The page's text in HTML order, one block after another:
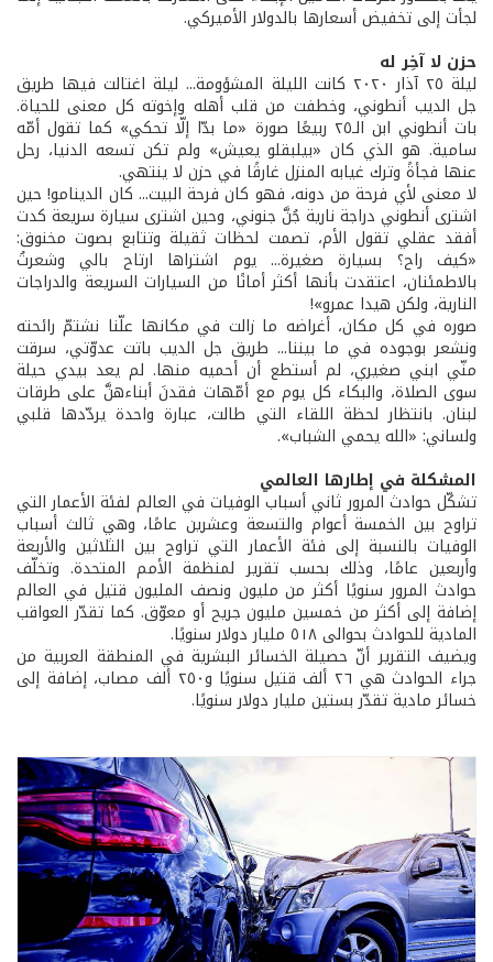
لجأت إلى تخفيض أسعارها بالدولار الأميركي.
حزن لا آخِر له
ليلة ٢٥ آذار ٢٠٢٠ كانت الليلة المشؤومة... ليلة اغتالت فيها طريق
جل الديب أنطوني، وخطفت من قلب أهله وإخوته كل معنى للحياة.
بات أنطوني ابن الـ٢٥ ربيعًا صورة «ما بدّا إلّا تحكي» كما تقول أمّه
سامية. هو الذي كان «بيلبقلو يعيش» ولم تكن تسعه الدنيا، رحل
عنها فجأةً وترك غيابه المنزل غارقًا في حزن لا ينتهي.
لا معنى لأي فرحة من دونه، فهو كان فرحة البيت... كان الدينامو! حين
اشترى أنطوني دراجة نارية جُنَّ جنوني، وحين اشترى سيارة سريعة كدت
أفقد عقلي تقول الأم، تصمت لحظات ثقيلة وتتابع بصوت مخنوق:
«كيف راح؟ بسيارة صغيرة... يوم اشتراها ارتاح بالي وشعرتُ
بالاطمئنان، اعتقدت بأنها أكثر أمانًا من السيارات السريعة والدراجات
النارية، ولكن هيدا عمرو»!
صوره في كل مكان، أغراضه ما زالت في مكانها علّنا نشتمّ رائحته
ونشعر بوجوده في ما بيننا... طريق جل الديب باتت عدوّتي، سرقت
منّي ابني صغيري، لم أستطع أن أحميه منها. لم يعد بيدي حيلة
سوى الصلاة، والبكاء كل يوم مع أمّهات فقدنَ أبناءهنَّ على طرقات
لبنان. بانتظار لحظة اللقاء التي طالت، عبارة واحدة يردّدها قلبي
ولساني: «الله يحمي الشباب».
المشكلة في إطارها العالمي
تشكّل حوادث المرور ثاني أسباب الوفيات في العالم لفئة الأعمار التي
تراوح بين الخمسة أعوام والتسعة وعشرين عامًا، وهي ثالث أسباب
الوفيات بالنسبة إلى فئة الأعمار التي تراوح بين الثلاثين والأربعة
وأربعين عامًا، وذلك بحسب تقرير لمنظمة الأمم المتحدة. وتخلّف
حوادث المرور سنويًا أكثر من مليون ونصف المليون قتيل في العالم
إضافة إلى أكثر من خمسين مليون جريح أو معوّق. كما تقدّر العواقب
المادية للحوادث بحوالى ٥١٨ مليار دولار سنويًا.
ويضيف التقرير أنّ حصيلة الخسائر البشرية في المنطقة العربية من
جراء الحوادث هي ٢٦ ألف قتيل سنويًا و٢٥٠ ألف مصاب، إضافة إلى
خسائر مادية تقدّر بستين مليار دولار سنويًا.